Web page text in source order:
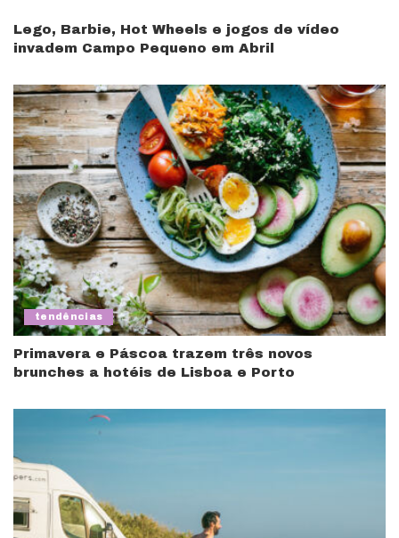
Lego, Barbie, Hot Wheels e jogos de vídeo
invadem Campo Pequeno em Abril
tendências
Primavera e Páscoa trazem três novos
brunches a hotéis de Lisboa e Porto